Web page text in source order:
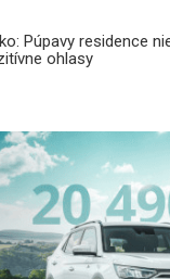
Púpavy residence
ohlasy